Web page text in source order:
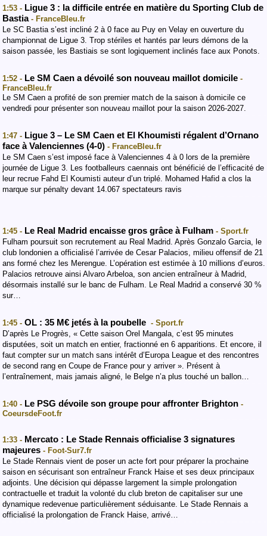
1:53 - Ligue 3 : la difficile entrée en matière du Sporting Club de
Bastia - FranceBleu.fr
Le SC Bastia s’est incliné 2 à 0 face au Puy en Velay en ouverture du
championnat de Ligue 3. Trop stériles et hantés par leurs démons de la
saison passée, les Bastiais se sont logiquement inclinés face aux Ponots.
1:52 - Le SM Caen a dévoilé son nouveau maillot domicile -
FranceBleu.fr
Le SM Caen a profité de son premier match de la saison à domicile ce
vendredi pour présenter son nouveau maillot pour la saison 2026-2027.
1:47 - Ligue 3 – Le SM Caen et El Khoumisti régalent d’Ornano
face à Valenciennes (4-0) - FranceBleu.fr
Le SM Caen s’est imposé face à Valenciennes 4 à 0 lors de la première
journée de Ligue 3. Les footballeurs caennais ont bénéficié de l’efficacité de
leur recrue Fahd El Koumisti auteur d’un triplé. Mohamed Hafid a clos la
marque sur pénalty devant 14.067 spectateurs ravis
1:45 - Le Real Madrid encaisse gros grâce à Fulham - Sport.fr
Fulham poursuit son recrutement au Real Madrid. Après Gonzalo Garcia, le
club londonien a officialisé l’arrivée de Cesar Palacios, milieu offensif de 21
ans formé chez les Merengue. L’opération est estimée à 10 millions d’euros.
Palacios retrouve ainsi Alvaro Arbeloa, son ancien entraîneur à Madrid,
désormais installé sur le banc de Fulham. Le Real Madrid a conservé 30 %
sur…
1:45 - OL : 35 M€ jetés à la poubelle - Sport.fr
D’après Le Progrès, « Cette saison Orel Mangala, c’est 95 minutes
disputées, soit un match en entier, fractionné en 6 apparitions. Et encore, il
faut compter sur un match sans intérêt d’Europa League et des rencontres
de second rang en Coupe de France pour y arriver ». Présent à
l’entraînement, mais jamais aligné, le Belge n’a plus touché un ballon…
1:40 - Le PSG dévoile son groupe pour affronter Brighton -
CoeursdeFoot.fr
1:33 - Mercato : Le Stade Rennais officialise 3 signatures
majeures - Foot-Sur7.fr
Le Stade Rennais vient de poser un acte fort pour préparer la prochaine
saison en sécurisant son entraîneur Franck Haise et ses deux principaux
adjoints. Une décision qui dépasse largement la simple prolongation
contractuelle et traduit la volonté du club breton de capitaliser sur une
dynamique redevenue particulièrement séduisante. ‎‎Le Stade Rennais a
officialisé la prolongation de Franck Haise, arrivé…